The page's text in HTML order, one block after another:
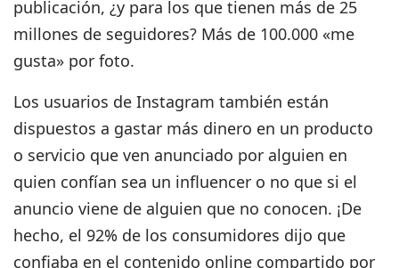
publicación, ¿y para los que tienen más de 25
millones de seguidores? Más de 100.000 «me
gusta» por foto.
Los usuarios de Instagram también están
dispuestos a gastar más dinero en un producto
o servicio que ven anunciado por alguien en
quien confían sea un influencer o no que si el
anuncio viene de alguien que no conocen. ¡De
hecho, el 92% de los consumidores dijo que
confiaba en el contenido online compartido por